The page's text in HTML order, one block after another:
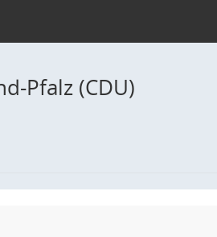
Pfalz (CDU)